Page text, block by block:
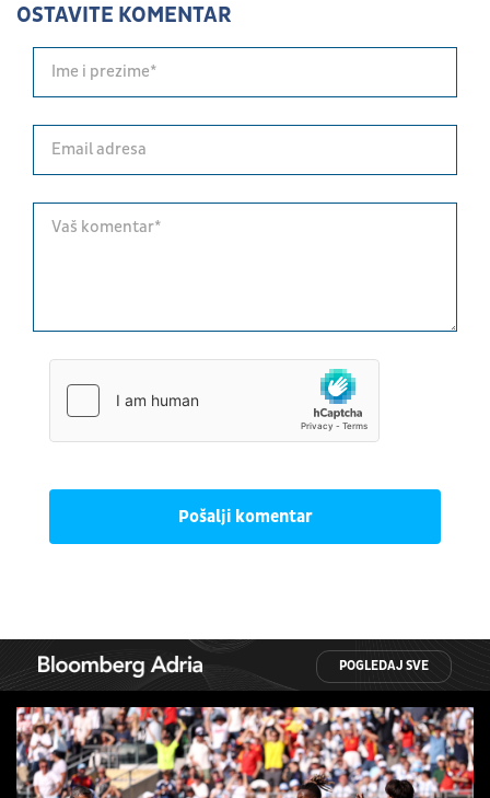
OSTAVITE KOMENTAR
Pošalji komentar
POGLEDAJ SVE